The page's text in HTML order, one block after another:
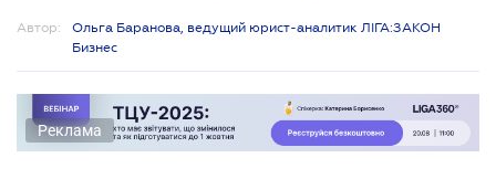
Автор:
Ольга Баранова, ведущий юрист-аналитик ЛІГА:ЗАКОН
Бизнес
Реклама